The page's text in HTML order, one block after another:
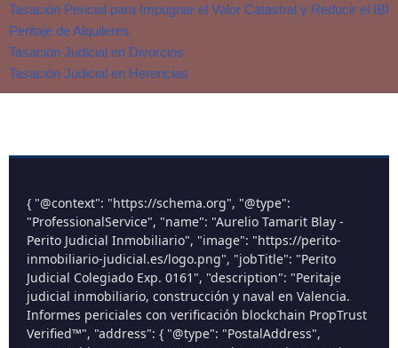
Tasación Pericial para Impugnar el Valor Catastral y Reducir el IBI
Peritaje de Alquileres
Tasación Judicial en Divorcios
Tasación Judicial en Herencias
{ "@context": "https://schema.org", "@type":
"ProfessionalService", "name": "Aurelio Tamarit Blay -
Perito Judicial Inmobiliario", "image": "https://perito-
inmobiliario-judicial.es/logo.png", "jobTitle": "Perito
Judicial Colegiado Exp. 0161", "description": "Peritaje
judicial inmobiliario, construcción y naval en Valencia.
Informes periciales con verificación blockchain PropTrust
Verified™", "address": { "@type": "PostalAddress",